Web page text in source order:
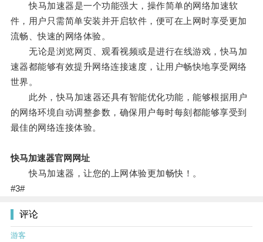
快马加速器是一个功能强大，操作简单的网络加速软
件，用户只需简单安装并开启软件，便可在上网时享受更加
流畅、快速的网络体验。
无论是浏览网页、观看视频或是进行在线游戏，快马加
速器都能够有效提升网络连接速度，让用户畅快地享受网络
世界。
此外，快马加速器还具有智能优化功能，能够根据用户
的网络环境自动调整参数，确保用户每时每刻都能够享受到
最佳的网络连接体验。
快马加速器官网网址
快马加速器，让您的上网体验更加畅快！。
#3#
评论
游客